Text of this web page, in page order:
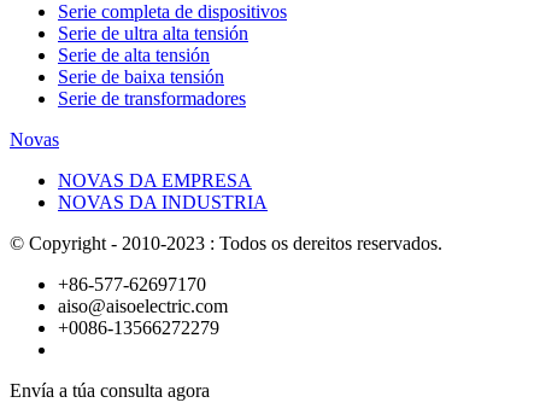
Serie completa de dispositivos
Serie de ultra alta tensión
Serie de alta tensión
Serie de baixa tensión
Serie de transformadores
Novas
NOVAS DA EMPRESA
NOVAS DA INDUSTRIA
© Copyright - 2010-2023 : Todos os dereitos reservados.
+86-577-62697170
aiso@aisoelectric.com
+0086-13566272279
Envía a túa consulta agora